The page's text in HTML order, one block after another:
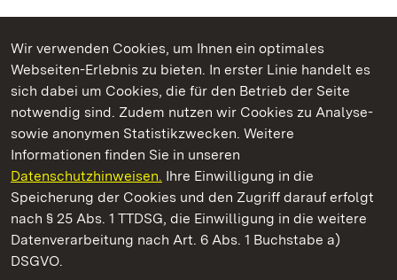
Wir verwenden Cookies, um Ihnen ein optimales
Webseiten-Erlebnis zu bieten. In erster Linie handelt es
sich dabei um Cookies, die für den Betrieb der Seite
notwendig sind. Zudem nutzen wir Cookies zu Analyse-
sowie anonymen Statistikzwecken. Weitere
Informationen finden Sie in unseren
Datenschutzhinweisen. Ihre Einwilligung in die
Speicherung der Cookies und den Zugriff darauf erfolgt
nach § 25 Abs. 1 TTDSG, die Einwilligung in die weitere
Datenverarbeitung nach Art. 6 Abs. 1 Buchstabe a)
DSGVO.
Kommen. Staunen. Genießen.
Staatliche Schlösser und Gärten Baden‑Württemberg
Staatliche Schlösser und Gärten Baden-Württemberg
Kontakt